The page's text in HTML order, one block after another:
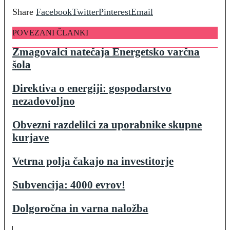
Share FacebookTwitterPinterestEmail
POVEZANI ČLANKI
Zmagovalci natečaja Energetsko varčna
šola
Direktiva o energiji: gospodarstvo
nezadovoljno
Obvezni razdelilci za uporabnike skupne
kurjave
Vetrna polja čakajo na investitorje
Subvencija: 4000 evrov!
Dolgoročna in varna naložba